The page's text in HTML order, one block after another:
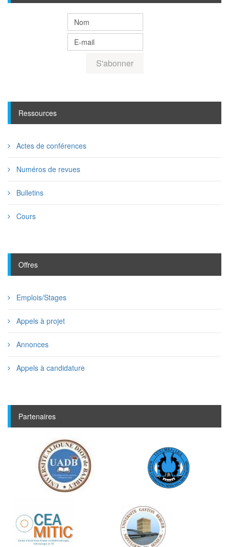
Ressources
Actes de conférences
Numéros de revues
Bulletins
Cours
Offres
Emplois/Stages
Appels à projet
Annonces
Appels à candidature
Partenaires